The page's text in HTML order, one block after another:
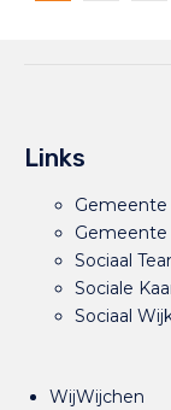
Links
Gemeente
Sociaal
Sociale
Sociaal
WijWijchen